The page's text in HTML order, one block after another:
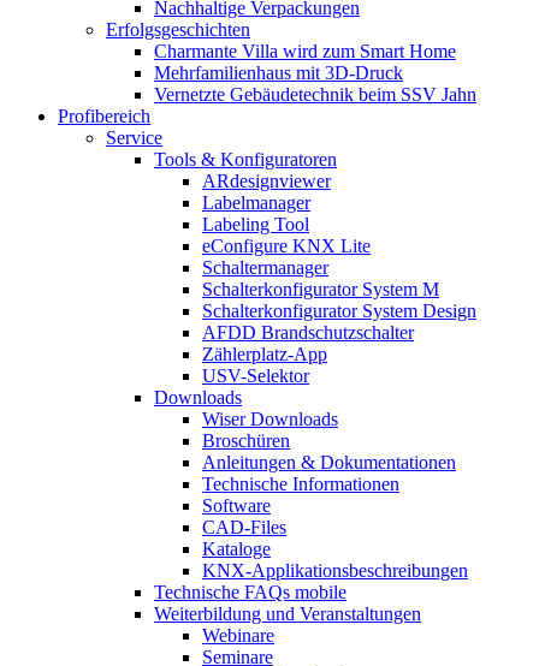
Nachhaltige Verpackungen
Erfolgsgeschichten
Charmante Villa wird zum Smart Home
Mehrfamilienhaus mit 3D-Druck
Vernetzte Gebäudetechnik beim SSV Jahn
Profibereich
Service
Tools & Konfiguratoren
ARdesignviewer
Labelmanager
Labeling Tool
eConfigure KNX Lite
Schaltermanager
Schalterkonfigurator System M
Schalterkonfigurator System Design
AFDD Brandschutzschalter
Zählerplatz-App
USV-Selektor
Downloads
Wiser Downloads
Broschüren
Anleitungen & Dokumentationen
Technische Informationen
Software
CAD-Files
Kataloge
KNX-Applikationsbeschreibungen
Technische FAQs mobile
Weiterbildung und Veranstaltungen
Webinare
Seminare